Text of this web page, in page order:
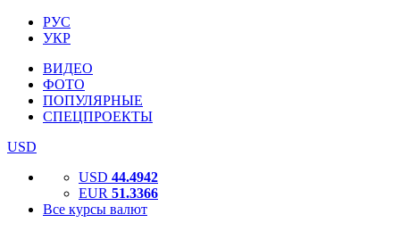
РУС
УКР
ВИДЕО
ФОТО
ПОПУЛЯРНЫЕ
СПЕЦПРОЕКТЫ
USD
USD 44.4942
EUR 51.3366
Все курсы валют